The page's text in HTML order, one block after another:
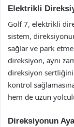
Elektrikli
Golf 7, elektrikli
sistem,
sağlar ve park
direksiyon, aynı
direksiyon
kontrol
hem de uzun
Direksiyonun